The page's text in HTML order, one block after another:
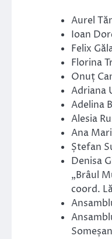
Aurel
Ioan
Felix
Florina
Onuț
Adriana
Adelina
Alesia
Ana
Ștefan
Denisa
„Brâul
coord.